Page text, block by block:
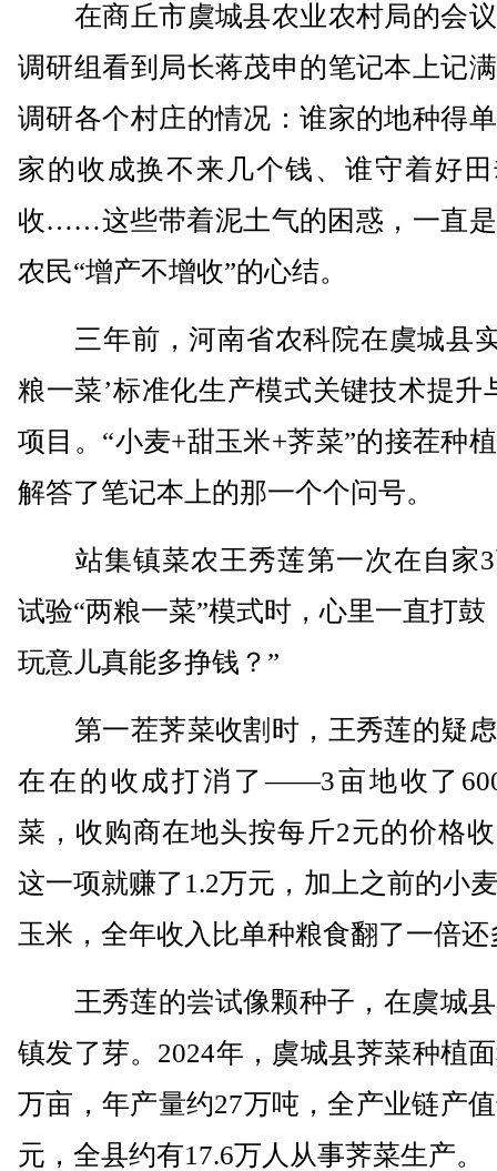
在商丘市虞城县农业农村局的会
调研组看到局长蒋茂申的笔记本上记
调研各个村庄的情况：谁家的地种得
家的收成换不来几个钱、谁守着好
收……这些带着泥土气的困惑，一直
农民“增产不增收”的心结。
三年前，河南省农科院在虞城县实
粮一菜’标准化生产模式关键技术提升
项目。“小麦+甜玉米+荠菜”的接茬种
解答了笔记本上的那一个个问号。
站集镇菜农王秀莲第一次在自家3
试验“两粮一菜”模式时，心里一直打鼓
玩意儿真能多挣钱？”
第一茬荠菜收割时，王秀莲的疑
在在的收成打消了——3亩地收了
菜，收购商在地头按每斤2元的价格
这一项就赚了1.2万元，加上之前的小
玉米，全年收入比单种粮食翻了一倍还
王秀莲的尝试像颗种子，在虞城县
镇发了芽。2024年，虞城县荠菜种植
万亩，年产量约27万吨，全产业链产
元，全县约有17.6万人从事荠菜生产。